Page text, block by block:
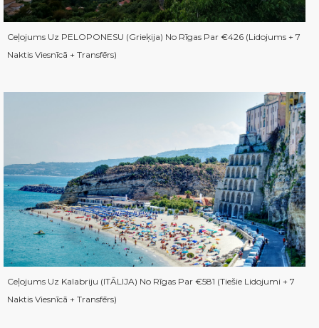
Ceļojums Uz PELOPONESU (Grieķija) No Rīgas Par €426 (Lidojums + 7
Naktis Viesnīcā + Transfērs)
Ceļojums Uz Kalabriju (ITĀLIJA) No Rīgas Par €581 (Tiešie Lidojumi + 7
Naktis Viesnīcā + Transfērs)